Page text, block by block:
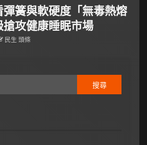
簧與軟硬度「無毒熱熔
搶攻健康睡眠市場
民生 頭條